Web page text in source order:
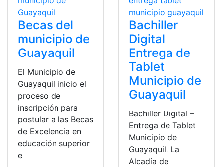
Becas del
municipio de
Guayaquil
El Municipio de
Guayaquil inicio el
proceso de
inscripción para
postular a las Becas
de Excelencia en
educación superior
e
Bachiller
Digital
Entrega de
Tablet
Municipio de
Guayaquil
Bachiller Digital –
Entrega de Tablet
Municipio de
Guayaquil. La
Alcadía de